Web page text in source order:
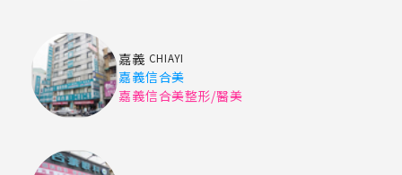
嘉義 CHIAYI
嘉義信合美
嘉義信合美整形/醫美